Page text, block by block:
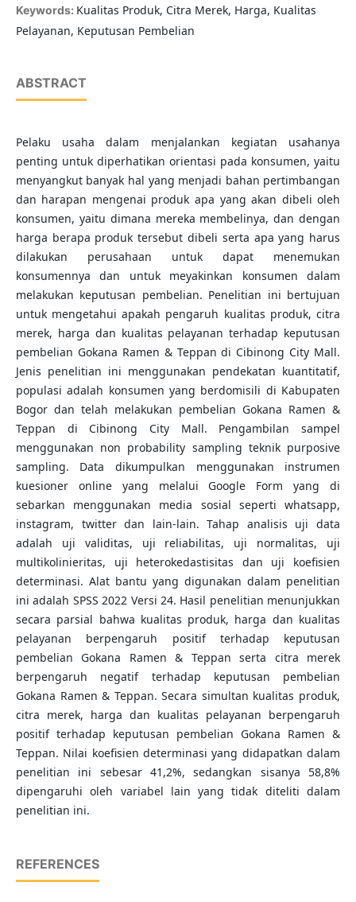
Keywords: Kualitas Produk, Citra Merek, Harga, Kualitas
Pelayanan, Keputusan Pembelian
ABSTRACT
Pelaku usaha dalam menjalankan kegiatan usahanya
penting untuk diperhatikan orientasi pada konsumen, yaitu
menyangkut banyak hal yang menjadi bahan pertimbangan
dan harapan mengenai produk apa yang akan dibeli oleh
konsumen, yaitu dimana mereka membelinya, dan dengan
harga berapa produk tersebut dibeli serta apa yang harus
dilakukan perusahaan untuk dapat menemukan
konsumennya dan untuk meyakinkan konsumen dalam
melakukan keputusan pembelian. Penelitian ini bertujuan
untuk mengetahui apakah pengaruh kualitas produk, citra
merek, harga dan kualitas pelayanan terhadap keputusan
pembelian Gokana Ramen & Teppan di Cibinong City Mall.
Jenis penelitian ini menggunakan pendekatan kuantitatif,
populasi adalah konsumen yang berdomisili di Kabupaten
Bogor dan telah melakukan pembelian Gokana Ramen &
Teppan di Cibinong City Mall. Pengambilan sampel
menggunakan non probability sampling teknik purposive
sampling. Data dikumpulkan menggunakan instrumen
kuesioner online yang melalui Google Form yang di
sebarkan menggunakan media sosial seperti whatsapp,
instagram, twitter dan lain-lain. Tahap analisis uji data
adalah uji validitas, uji reliabilitas, uji normalitas, uji
multikolinieritas, uji heterokedastisitas dan uji koefisien
determinasi. Alat bantu yang digunakan dalam penelitian
ini adalah SPSS 2022 Versi 24. Hasil penelitian menunjukkan
secara parsial bahwa kualitas produk, harga dan kualitas
pelayanan berpengaruh positif terhadap keputusan
pembelian Gokana Ramen & Teppan serta citra merek
berpengaruh negatif terhadap keputusan pembelian
Gokana Ramen & Teppan. Secara simultan kualitas produk,
citra merek, harga dan kualitas pelayanan berpengaruh
positif terhadap keputusan pembelian Gokana Ramen &
Teppan. Nilai koefisien determinasi yang didapatkan dalam
penelitian ini sebesar 41,2%, sedangkan sisanya 58,8%
dipengaruhi oleh variabel lain yang tidak diteliti dalam
penelitian ini.
REFERENCES